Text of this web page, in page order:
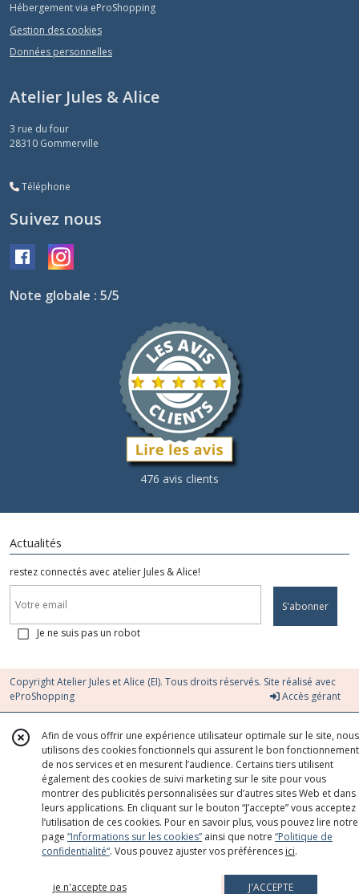
Hébergement via eProShopping
Gestion des cookies
Données personnelles
Atelier Jules & Alice
3 rue du four
28310 Gommerville
Téléphone
Suivez nous
Note globale : 5/5
476 avis clients
Actualités
restez connectés avec atelier Jules & Alice!
S'abonner
Je ne suis pas un robot
Copyright Atelier Jules et Alice (EI). Tous droits réservés. Site réalisé avec
eProShopping
Accès gérant
Afin de vous offrir une expérience utilisateur optimale sur le site, nous
utilisons des cookies fonctionnels qui assurent le bon fonctionnement
de nos services et en mesurent l’audience. Certains tiers utilisent
également des cookies de suivi marketing sur le site pour vous
montrer des publicités personnalisées sur d’autres sites Web et dans
leurs applications. En cliquant sur le bouton “J’accepte” vous acceptez
l’utilisation de ces cookies. Pour en savoir plus, vous pouvez lire notre
page “Informations sur les cookies” ainsi que notre “Politique de
confidentialité“. Vous pouvez ajuster vos préférences ici.
je n'accepte pas J'ACCEPTE